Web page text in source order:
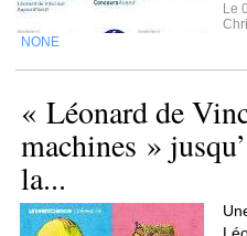
Le
NONE
« Léonard de
machines »
la...